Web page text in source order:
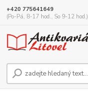
+420 775641649
(Po-Pá, 8-17 hod., So 9-12 hod.)